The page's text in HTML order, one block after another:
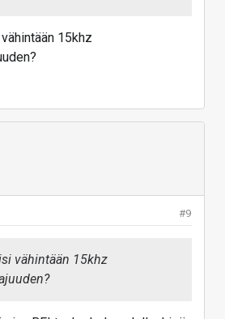
15khz
#9
vähintään 15khz